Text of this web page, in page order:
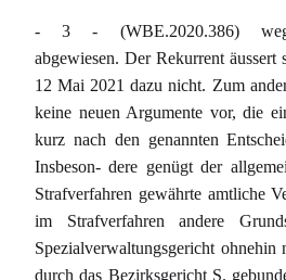
- 3 - (WBE.2020.386)
abgewiesen. Der Rekurrent
12 Mai 2021 dazu nicht. Zum
keine neuen Argumente vor, die
kurz nach den genannten
Insbeson- dere genügt der
Strafverfahren gewährte amtliche
im Strafverfahren andere
Spezialverwaltungsgericht
durch das Bezirksgericht S.